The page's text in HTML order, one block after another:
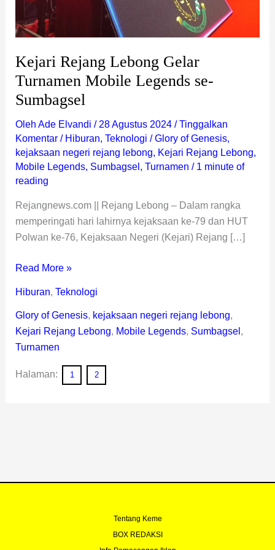
Kejari Rejang Lebong Gelar
Turnamen Mobile Legends se-
Sumbagsel
Oleh Ade Elvandi / 28 Agustus 2024 /Tinggalkan
Komentar / Hiburan, Teknologi /Glory of Genesis,
kejaksaan negeri rejang lebong, Kejari Rejang Lebong,
Mobile Legends, Sumbagsel , Turnamen / 1 minute of
reading
Rejangnews.com || Rejang Lebong – Dalam rangka
memperingati hari lahirnya kejaksaan ke-79 dan HUT
Polwan ke-76, Kejaksaan Negeri (Kejari) Rejang […]
Read More »
Hiburan, Teknologi
Glory of Genesis, kejaksaan negeri rejang lebong,
Kejari Rejang Lebong, Mobile Legends, Sumbagsel ,
Turnamen
Halaman: 1 2
Tentang Keme
BOX REDAKSI